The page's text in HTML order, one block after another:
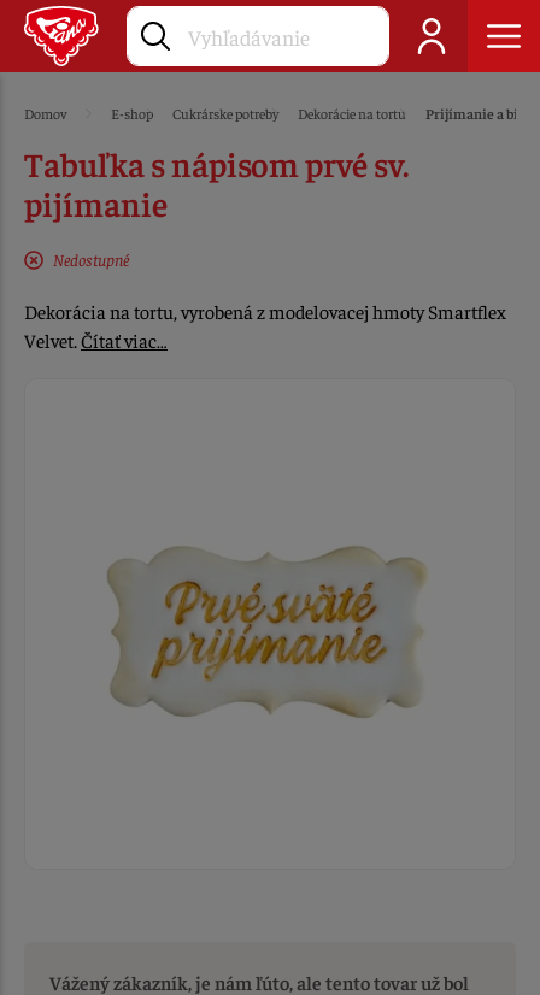
Domov E-shop Cukrárske potreby Dekorácie na tortu Prijímanie a
Tabuľka s nápisom prvé sv.
pijímanie
Nedostupné
Dekorácia na tortu, vyrobená z modelovacej hmoty Smartflex
Velvet.Čítať viac…
Vážený zákazník, je nám ľúto, ale tento tovar už bol